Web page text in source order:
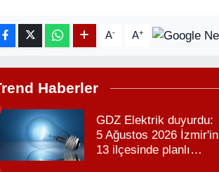
A- A+
Haberler
GDZ Elektrik duyurdu:
5 Ağustos 2026 İzmir'in
13 ilçesinde planlı